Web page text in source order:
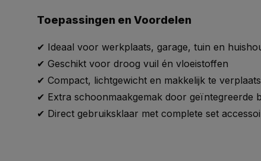
Toepassingen en Voordelen
✔ Ideaal voor werkplaats, garage, tuin en
✔ Geschikt voor droog vuil én vloeistoffen
✔ Compact, lichtgewicht en makkelijk te
✔ Extra schoonmaakgemak door geïntegreerde
✔ Direct gebruiksklaar met complete set